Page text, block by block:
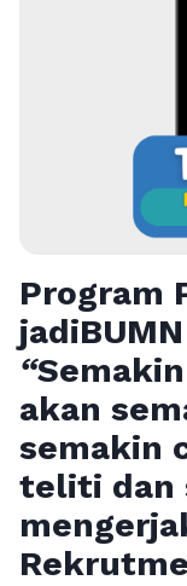
Program
“
akan
semakin
teliti dan